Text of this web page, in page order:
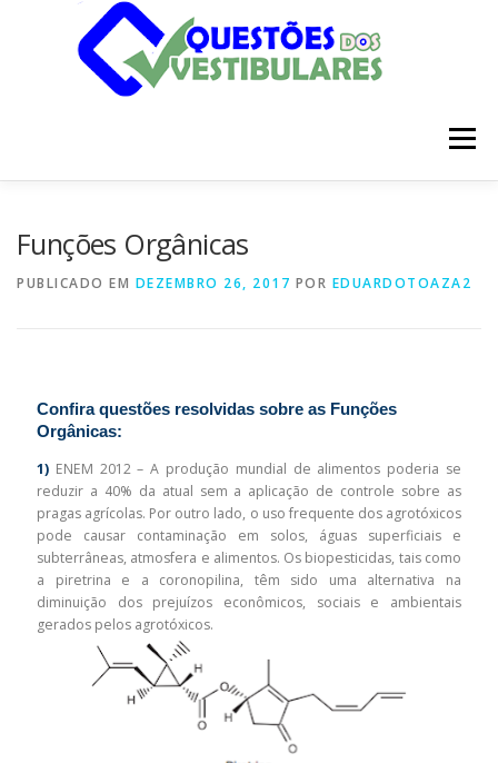
Menu
Funções Orgânicas
PUBLICADO EM DEZEMBRO 26, 2017 POR EDUARDOTOAZA2
Confira questões resolvidas sobre as Funções
Orgânicas:
1) ENEM 2012 – A produção mundial de alimentos poderia se
reduzir a 40% da atual sem a aplicação de controle sobre as
pragas agrícolas. Por outro lado, o uso frequente dos agrotóxicos
pode causar contaminação em solos, águas superficiais e
subterrâneas, atmosfera e alimentos. Os biopesticidas, tais como
a piretrina e a coronopilina, têm sido uma alternativa na
diminuição dos prejuízos econômicos, sociais e ambientais
gerados pelos agrotóxicos.